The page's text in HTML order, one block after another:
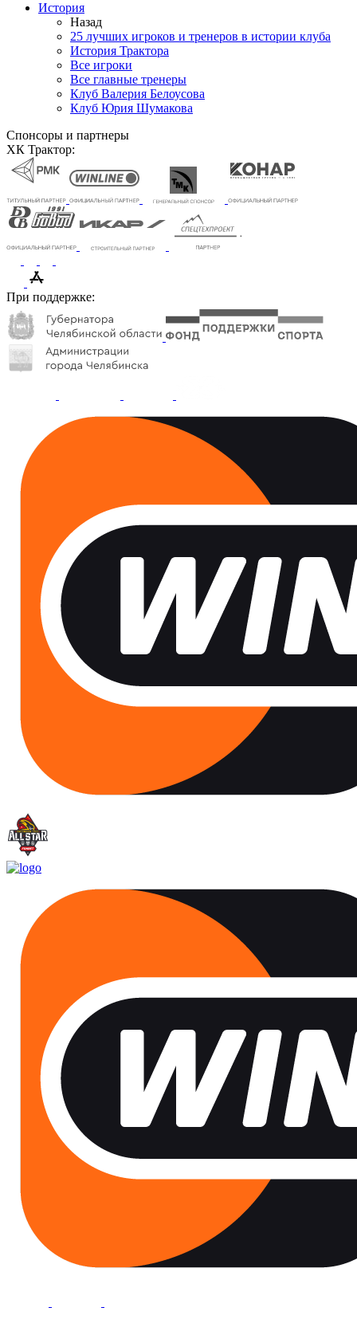
История
Назад
25 лучших игроков и тренеров в истории клуба
История Трактора
Все игроки
Все главные тренеры
Клуб Валерия Белоусова
Клуб Юрия Шумакова
Спонсоры и партнеры
ХК Трактор:
При поддержке: